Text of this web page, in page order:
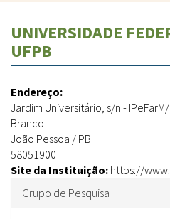
UNIVERSIDADE
UFPB
Endereço:
Jardim Universitário, s/n -
Branco
João Pessoa / PB
58051900
Site da Instituição: https://
Ocultar
Grupo de Pesquisa